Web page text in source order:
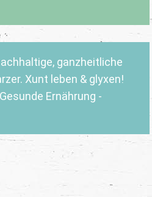
ganzheitliche
Xunt leben & glyxen!
Ernährung -